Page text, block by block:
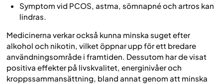
Symptom vid PCOS, astma, sömnapné och artros kan
lindras.
Medicinerna verkar också kunna minska suget efter
alkohol och nikotin, vilket öppnar upp för ett bredare
användningsområde i framtiden. Dessutom har de visat
positiva effekter på livskvalitet, energinivåer och
kroppssammansättning, bland annat genom att minska